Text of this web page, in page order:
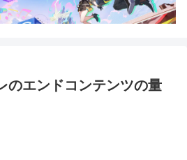
のエンドコンテンツの量